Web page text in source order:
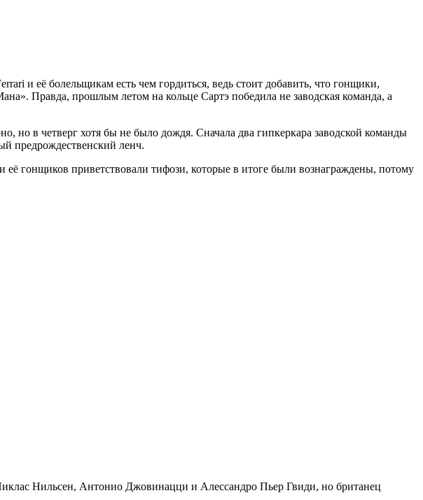
и её болельщикам есть чем гордиться, ведь стоит добавить, что гонщики,
Правда, прошлым летом на кольце Сартэ победила не заводская команда, а
но в четверг хотя бы не было дождя. Сначала два гипкеркара заводской команды
предрождественский ленч.
гонщиков приветствовали тифози, которые в итоге были вознаграждены, потому
Нильсен, Антонио Джовинацци и Алессандро Пьер Гвиди, но британец